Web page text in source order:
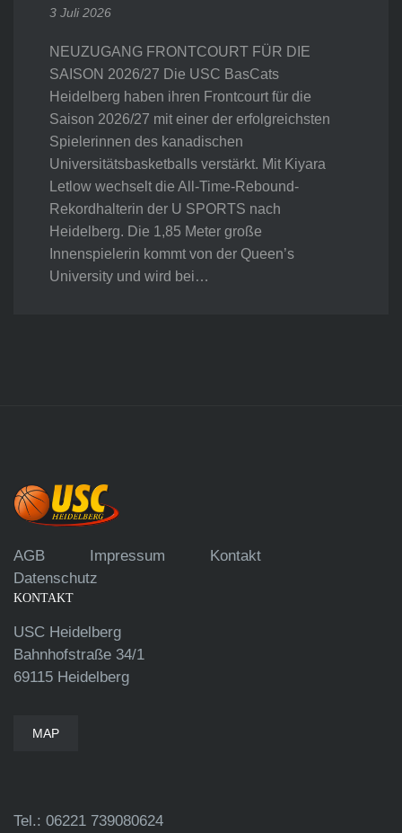
3 Juli 2026
NEUZUGANG FRONTCOURT FÜR DIE
SAISON 2026/27 Die USC BasCats
Heidelberg haben ihren Frontcourt für die
Saison 2026/27 mit einer der erfolgreichsten
Spielerinnen des kanadischen
Universitätsbasketballs verstärkt. Mit Kiyara
Letlow wechselt die All-Time-Rebound-
Rekordhalterin der U SPORTS nach
Heidelberg. Die 1,85 Meter große
Innenspielerin kommt von der Queen’s
University und wird bei…
AGB Impressum
Kontakt
Datenschutz
KONTAKT
USC Heidelberg
Bahnhofstraße 34/1
69115 Heidelberg
MAP
Tel.: 06221 739080624